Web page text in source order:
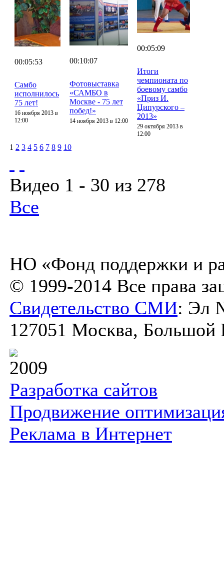
00:05:53
Самбо
исполнилось
75 лет!
16 ноября 2013 в
12:00
00:10:07
Фотовыставка
«САМБО в
Москве - 75 лет
побед!»
14 ноября 2013 в 12:00
00:05:09
Итоги
чемпионата по
боевому самбо
«Приз И.
Ципурского –
2013»
29 октября 2013 в
12:00
1 2 3 4 5 6 7 8 9 10
Видео 1 - 30 из 278
Все
НО «Фонд поддержки и
© 1999-2014 Все права
Свидетельство СМИ: Эл
127051 Москва, Большой
2009
Разработка сайтов
Продвижение
Реклама в Интернет